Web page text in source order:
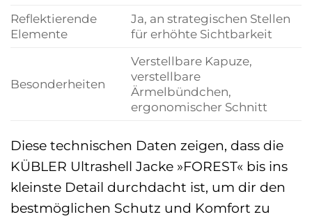
Reflektierende
Elemente
Ja, an strategischen Stellen
für erhöhte Sichtbarkeit
Besonderheiten
Verstellbare Kapuze,
verstellbare
Ärmelbündchen,
ergonomischer Schnitt
Diese technischen Daten zeigen, dass die
KÜBLER Ultrashell Jacke »FOREST« bis ins
kleinste Detail durchdacht ist, um dir den
bestmöglichen Schutz und Komfort zu